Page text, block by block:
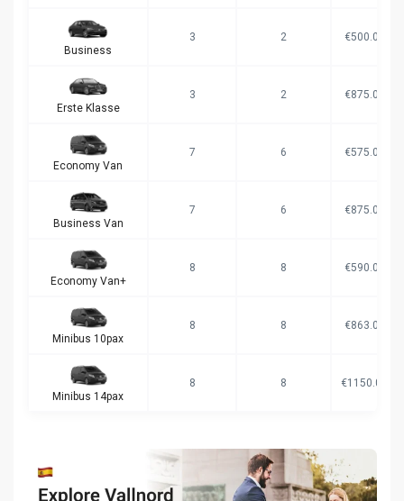
Business
3 2 €500.00
Erste Klasse
3 2 €875.00
Economy Van
7 6 €575.00
Business Van
7 6 €875.00
Economy Van+
8 8 €590.00
Minibus 10pax
8 8 €863.00
Minibus 14pax
8 8 €1150.00